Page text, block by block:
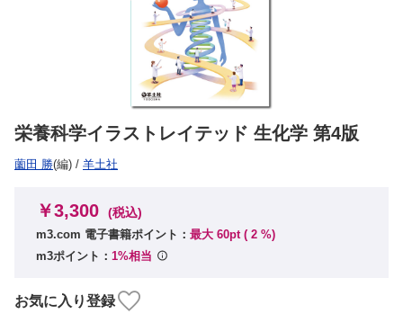
栄養科学イラストレイテッド 生化学 第4版
薗田 勝(編) / 羊土社
￥3,300 (税込)
m3.com 電子書籍ポイント： 最大 60pt ( 2 %)
m3ポイント： 1%相当
お気に入り登録